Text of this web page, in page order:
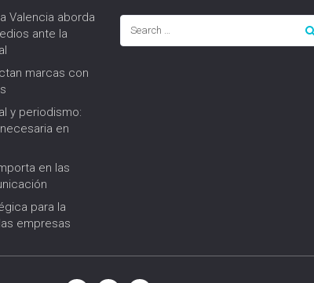
Valencia aborda
ante la
marcas con
y periodismo:
en
en las
para la
empresas